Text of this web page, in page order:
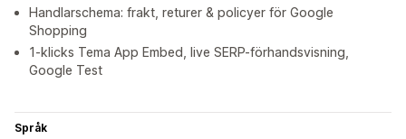
Handlarschema: frakt, returer & policyer för Google
Shopping
1-klicks Tema App Embed, live SERP-förhandsvisning,
Google Test
Språk